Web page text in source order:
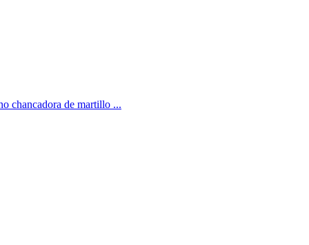
chancadora de martillo ...